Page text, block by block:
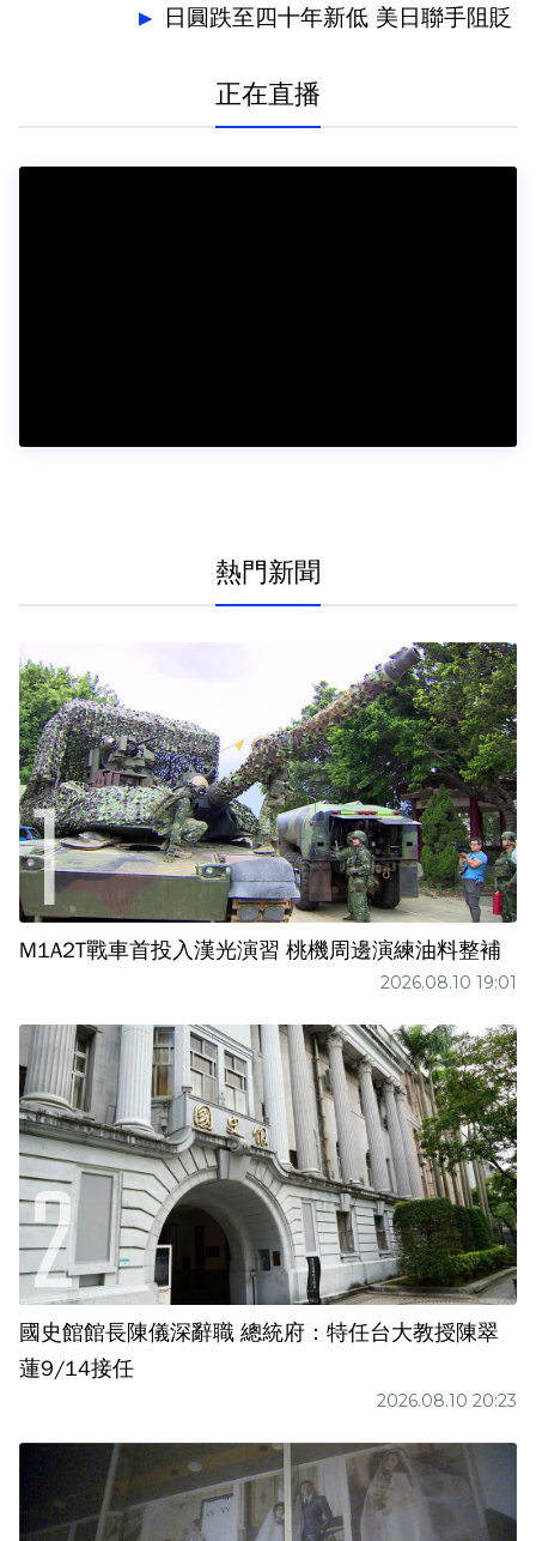
日圓跌至四十年新低 美日聯手阻貶
正在直播
熱門新聞
M1A2T戰車首投入漢光演習 桃機周邊演練油料整補
2026.08.10 19:01
國史館館長陳儀深辭職 總統府：特任台大教授陳翠
蓮9/14接任
2026.08.10 20:23